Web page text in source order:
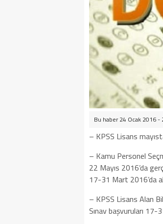
Bu haber 24 Ocak 2016
– KPSS Lisans
– Kamu Personel
22 Mayıs 2016’da
17-31 Mart 2016’da
– KPSS Lisans Alan
Sınav başvuruları 17-